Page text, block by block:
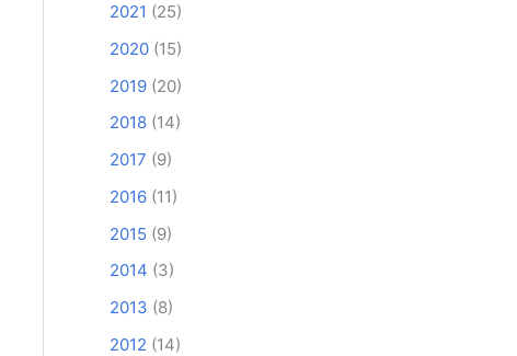
2021 (25)
2020 (15)
2019 (20)
2018 (14)
2017 (9)
2016 (11)
2015 (9)
2014 (3)
2013 (8)
2012 (14)